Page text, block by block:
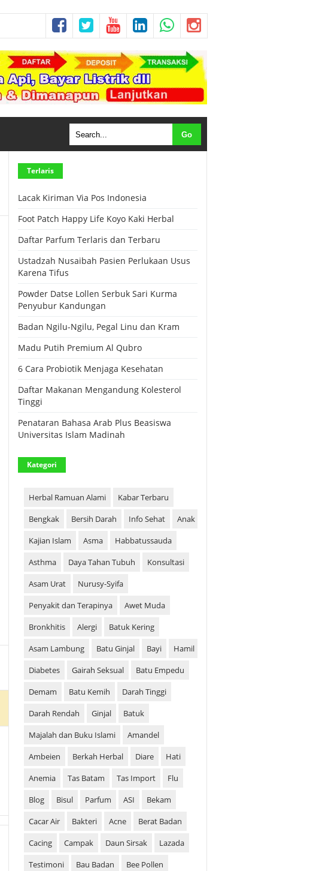
Terlaris
Lacak Kiriman Via Pos Indonesia
Foot Patch Happy Life Koyo Kaki Herbal
Daftar Parfum Terlaris dan Terbaru
Ustadzah Nusaibah Pasien Perlukaan Usus
Karena Tifus
Powder Datse Lollen Serbuk Sari Kurma
Penyubur Kandungan
Badan Ngilu-Ngilu, Pegal Linu dan Kram
Madu Putih Premium Al Qubro
6 Cara Probiotik Menjaga Kesehatan
Daftar Makanan Mengandung Kolesterol
Tinggi
Penataran Bahasa Arab Plus Beasiswa
Universitas Islam Madinah
Kategori
Herbal Ramuan Alami
Kabar Terbaru
Bengkak
Bersih Darah Info Sehat
Anak
Kajian Islam
Asma
Habbatussauda
Asthma
Daya Tahan Tubuh
Konsultasi
Asam Urat
Nurusy-Syifa
Penyakit dan Terapinya
Awet Muda
Bronkhitis
Alergi
Batuk Kering
Asam Lambung
Batu Ginjal Bayi
Hamil
Diabetes
Gairah Seksual
Batu Empedu
Demam
Batu Kemih
Darah Tinggi
Darah Rendah
Ginjal
Batuk
Majalah dan Buku Islami
Amandel
Ambeien
Berkah Herbal Diare
Hati
Anemia
Tas Batam Tas Import
Flu
Blog
Bisul Parfum ASI
Bekam
Cacar Air
Bakteri Acne
Berat Badan
Cacing
Campak Daun Sirsak
Lazada
Testimoni
Bau Badan
Bee Pollen